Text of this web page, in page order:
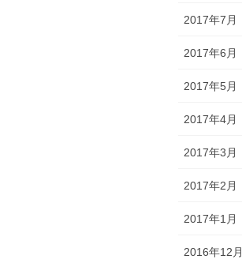
2017年7月
2017年6月
2017年5月
2017年4月
2017年3月
2017年2月
2017年1月
2016年12月